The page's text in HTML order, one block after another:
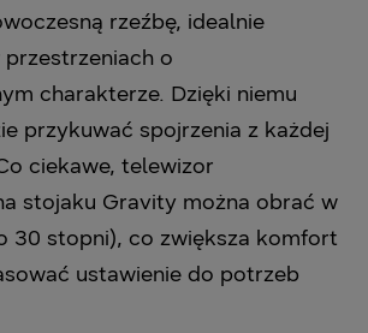
rzeźbę, idealnie
o
charakterze. Dzięki niemu
przykuwać spojrzenia z każdej
ciekawe, telewizor
stojaku Gravity można obrać w
30 stopni), co zwiększa komfort
ustawienie do potrzeb